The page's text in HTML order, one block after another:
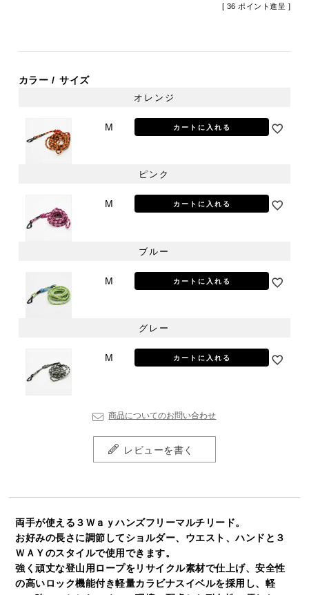
[ 36 ポイント進呈 ]
カラー サイズ
オレンジ
M カートに入れる
ピンク
M カートに入れる
ブルー
M カートに入れる
グレー
M カートに入れる
商品についてのお問い合わせ
レビューを書く
両手が使える３Ｗａｙハンズフリーマルチリード。
お好みの長さに調節してショルダー、ウエスト、ハンドと３
ＷＡＹのスタイルで使用できます。
強く頑丈な登山用ロープをリサイクル素材で仕上げ、安全性
の高いロック機能付き軽量カラビナスイベルを採用し、軽